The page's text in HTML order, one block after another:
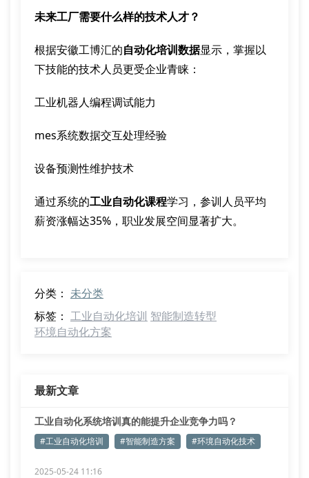
未来工厂需要什么样的技术人才？
根据安徽工博汇的自动化培训数据显示，掌握以
下技能的技术人员更受企业青睐：
工业机器人编程调试能力
mes系统数据交互处理经验
设备预测性维护技术
通过系统的工业自动化课程学习，参训人员平均
薪资涨幅达35%，职业发展空间显著扩大。
分类： 未分类
标签： 工业自动化培训 智能制造转型
环境自动化方案
最新文章
工业自动化系统培训真的能提升企业竞争力吗？
#工业自动化培训 #智能制造方案 #环境自动化技术
2025-05-24 11:16